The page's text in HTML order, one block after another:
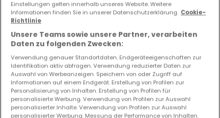
Einfamilienhaus 4 Schlafzimmer zum Kauf inMersch
1.462.000 €
221 m² 4 2 4
Einstellungen gelten innerhalb unseres Website. Weitere
Informationen finden Sie in unserer Datenschutzerklärung. Cookie-
Richtlinie
Unsere Teams sowie unsere Partner, verarbeiten
Daten zu folgenden Zwecken:
Verwendung genauer Standortdaten. Endgeräteeigenschaften zur
Identifikation aktiv abfragen. Verwendung reduzierter Daten zur
Auswahl von Werbeanzeigen. Speichern von oder Zugriff auf
Informationen auf einem Endgerät. Erstellung von Profilen zur
Personalisierung von Inhalten. Erstellung von Profilen für
personalisierte Werbung. Verwendung von Profilen zur Auswahl
personalisierter Inhalte. Verwendung von Profilen zur Auswahl
personalisierter Werbung. Messung der Performance von Inhalten.